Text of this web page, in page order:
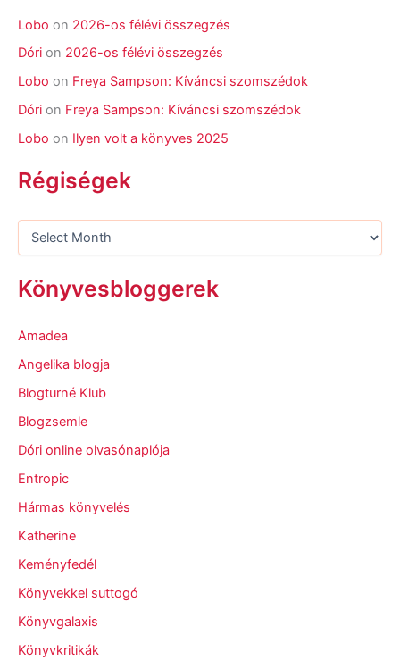
Lobo on 2026-os félévi összegzés
Dóri on 2026-os félévi összegzés
Lobo on Freya Sampson: Kíváncsi szomszédok
Dóri on Freya Sampson: Kíváncsi szomszédok
Lobo on Ilyen volt a könyves 2025
Régiségek
Könyvesbloggerek
Amadea
Angelika blogja
Blogturné Klub
Blogzsemle
Dóri online olvasónaplója
Entropic
Hármas könyvelés
Katherine
Keményfedél
Könyvekkel suttogó
Könyvgalaxis
Könyvkritikák